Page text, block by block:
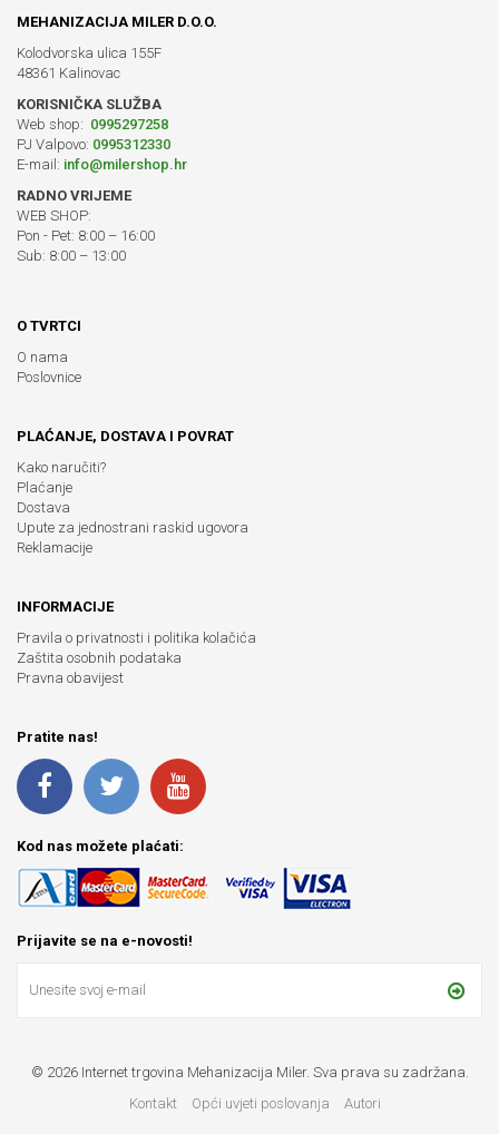
MEHANIZACIJA MILER D.O.O.
Kolodvorska ulica 155F
48361 Kalinovac
KORISNIČKA SLUŽBA
Web shop: 0995297258
PJ Valpovo: 0995312330
E-mail: info@milershop.hr
RADNO VRIJEME
WEB SHOP:
Pon - Pet: 8:00 – 16:00
Sub: 8:00 – 13:00
O TVRTCI
O nama
Poslovnice
PLAĆANJE, DOSTAVA I POVRAT
Kako naručiti?
Plaćanje
Dostava
Upute za jednostrani raskid ugovora
Reklamacije
INFORMACIJE
Pravila o privatnosti i politika kolačića
Zaštita osobnih podataka
Pravna obavijest
Pratite nas!
Kod nas možete plaćati:
Prijavite se na e-novosti!
© 2026 Internet trgovina Mehanizacija Miler. Sva prava su zadržana.
Kontakt
Opći uvjeti poslovanja Autori